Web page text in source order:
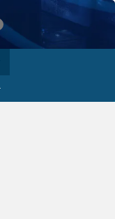
Votre panier